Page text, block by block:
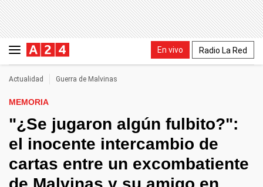
En vivo Radio La Red
Actualidad Guerra de Malvinas
MEMORIA
"¿Se jugaron algún fulbito?":
el inocente intercambio de
cartas entre un excombatiente